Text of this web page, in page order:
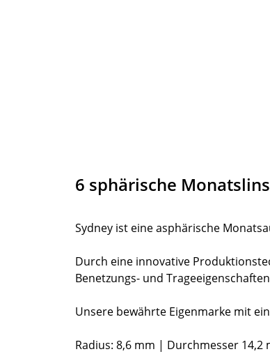
6 sphärische
Sydney ist eine asphärische
Durch eine innovative
Benetzungs- und
Unsere bewährte Eigenmarke mit
Radius: 8,6 mm | Durchmesser 14,2